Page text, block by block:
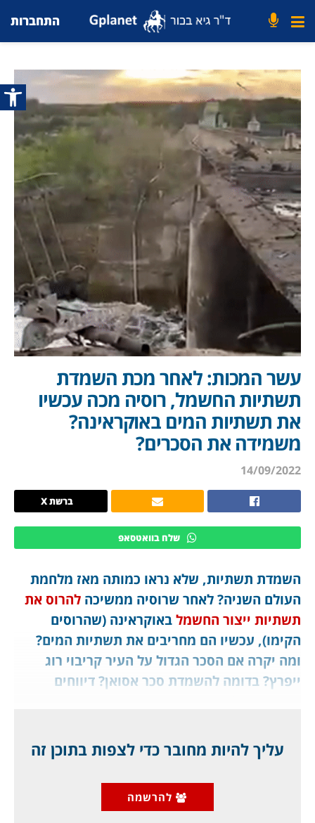
פתח
התחברות
עשר המכות: לאחר מכת השמדת
תשתיות החשמל, רוסיה מכה עכשיו
את תשתיות המים באוקראינה?
משמידה את הסכרים?
14/09/2022
ברשת X
שלח בוואטסאפ
השמדת תשתיות, שלא נראו כמותה מאז מלחמת
העולם השניה? לאחר שרוסיה ממשיכה להרוס את
תשתיות ייצור החשמל באוקראינה (שהרוסים
הקימו), עכשיו הם מחריבים את תשתיות המים?
ומה יקרה אם הסכר הגדול על העיר קריבוי רוג
ייפרץ? בדומה להשמדת סכר אסואן? דיווחים
בישראל על המלחמה הגדולה.
במאמר קודם ראינו, כיצד רוסיה משתקת את
תחנות ייצור החשמל בעיקר במזרח אוקראינה,
עליך להיות מחובר כדי לצפות בתוכן זה
להרשמה